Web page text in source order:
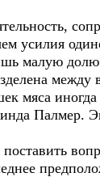
усилия
малую
мяса иногда
Палмер.